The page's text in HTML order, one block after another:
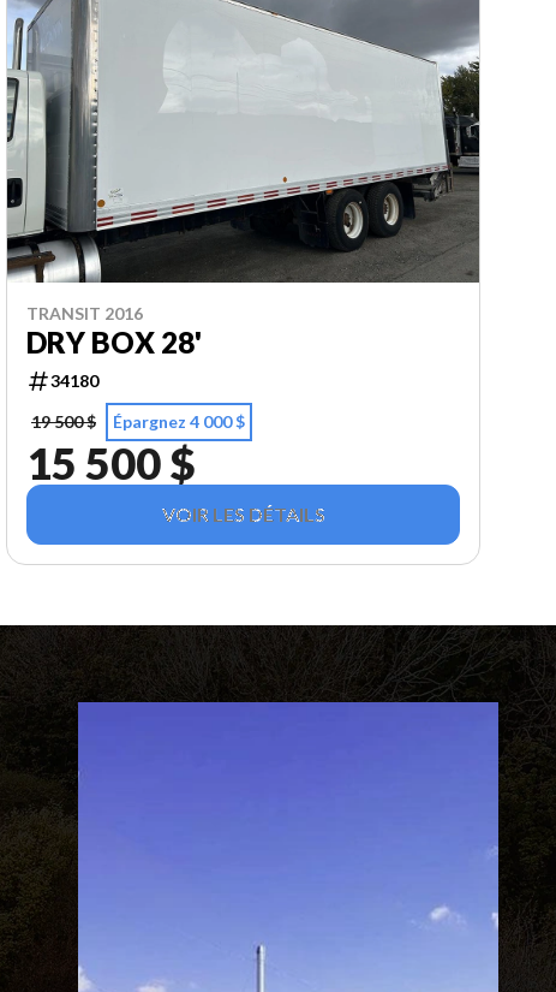
TRANSIT 2016
DRY BOX 28'
34180
19 500 $
Épargnez 4 000 $
15 500 $
VOIR LES DÉTAILS